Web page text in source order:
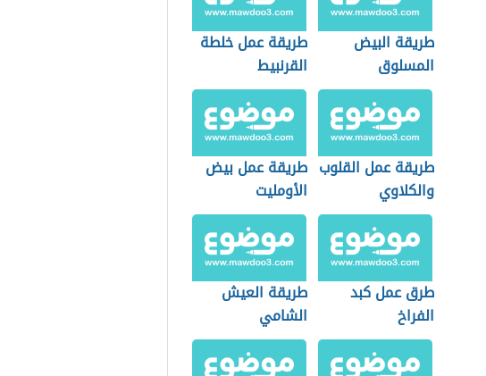
طريقة البيض
المسلوق
طريقة عمل خلطة
القرنبيط
طريقة عمل القلوب
والكلاوي
طريقة عمل بيض
الأومليت
طرق عمل كبد
الفراخ
طريقة العيش
الشامي